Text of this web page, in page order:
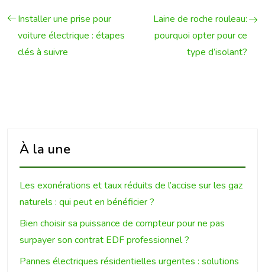
Installer une prise pour
voiture électrique : étapes
clés à suivre
Laine de roche rouleau:
pourquoi opter pour ce
type d’isolant?
À la une
Les exonérations et taux réduits de l’accise sur les gaz
naturels : qui peut en bénéficier ?
Bien choisir sa puissance de compteur pour ne pas
surpayer son contrat EDF professionnel ?
Pannes électriques résidentielles urgentes : solutions